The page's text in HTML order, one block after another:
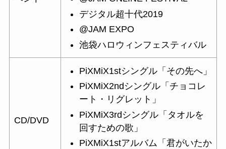
デジタル超十代2019
@JAM EXPO
池袋ハロウィンフェスティバル
CD/DVD
PiXMiX1stシングル「その先へ」
PiXMiX2ndシングル「チョコレ
ート・リグレット」
PiXMiX3rdシングル「タオルを
回すための歌」
PiXMiX1stアルバム「君がいたか